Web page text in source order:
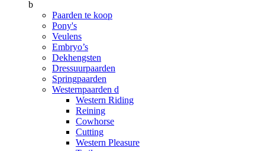
b
Paarden te koop
Pony's
Veulens
Embryo’s
Dekhengsten
Dressuurpaarden
Springpaarden
Westernpaarden d
Western Riding
Reining
Cowhorse
Cutting
Western Pleasure